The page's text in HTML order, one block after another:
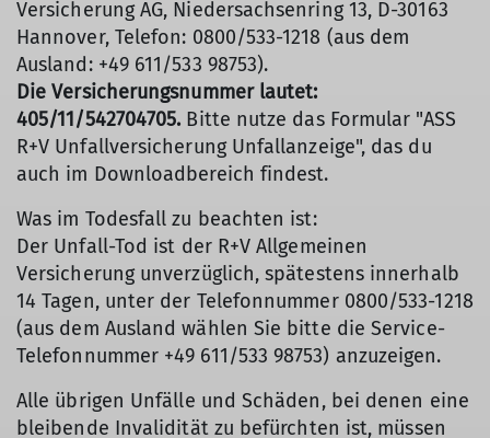
Versicherung AG, Niedersachsenring 13, D-30163
Hannover, Telefon: 0800/533-1218 (aus dem
Ausland: +49 611/533 98753).
Die Versicherungsnummer lautet:
405/11/542704705. Bitte nutze das Formular "ASS
R+V Unfallversicherung Unfallanzeige", das du
auch im Downloadbereich findest.
Was im Todesfall zu beachten ist:
Der Unfall-Tod ist der R+V Allgemeinen
Versicherung unverzüglich, spätestens innerhalb
14 Tagen, unter der Telefonnummer 0800/533-1218
(aus dem Ausland wählen Sie bitte die Service-
Telefonnummer +49 611/533 98753) anzuzeigen.
Alle übrigen Unfälle und Schäden, bei denen eine
bleibende Invalidität zu befürchten ist, müssen